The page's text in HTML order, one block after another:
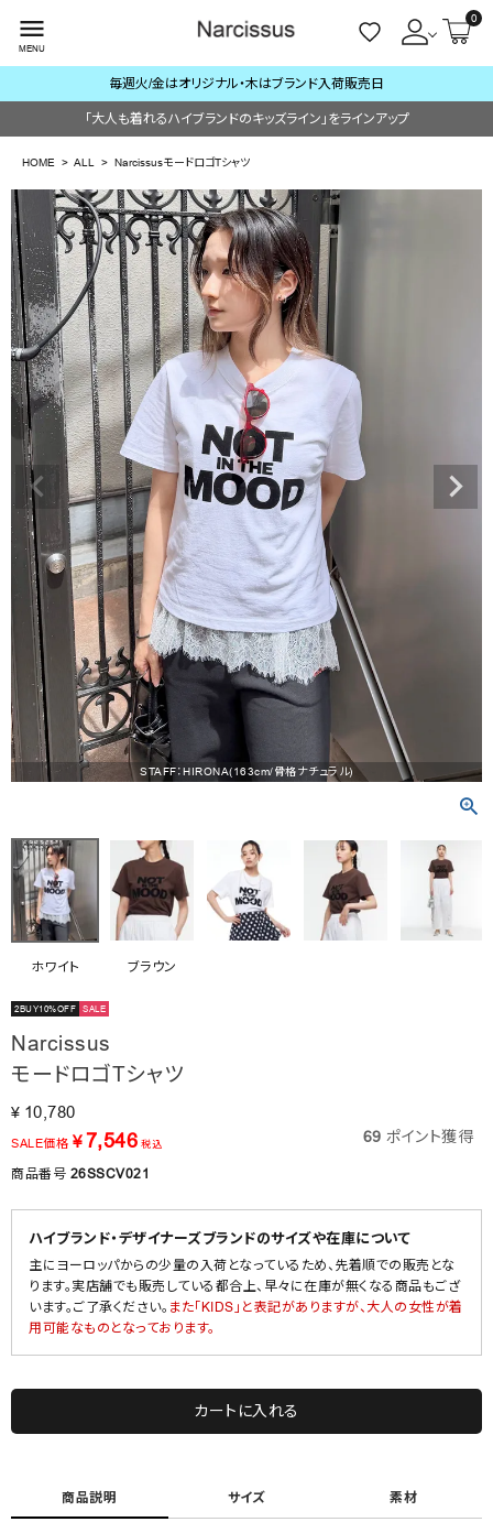
menu
MENU
0
ようこそ ゲスト 様
search
NEW IN
CATEGORY
BRAND
SALE
OUTLET
RANKING
RE STOCK
COMING SOON
TOPICS
JOURNAL
INFORMATION
はじめてご利用の方へ
お問い合わせ
毎週火/金はオリジナル・木はブランド入荷販売日
「大人も着れるハイブランドのキッズライン」をラインアップ
HOME ALL NarcissusモードロゴTシャツ
STAFF：HIRONA(163cm/骨格ナチュラル)
ホワイト ブラウン
2BUY10%OFF SALE
Narcissus
モードロゴTシャツ
¥ 10,780
SALE価格 ¥ 7,546 税込 69 ポイント獲得
商品番号 26SSCV021
ハイブランド・デザイナーズブランドのサイズや在庫について
主にヨーロッパからの少量の入荷となっているため、先着順での販売とな
ります。実店舗でも販売している都合上、早々に在庫が無くなる商品もござ
います。ご了承ください。 また「KIDS」と表記がありますが、大人の女性が着
用可能なものとなっております。
カートに入れる
商品説明 サイズ 素材